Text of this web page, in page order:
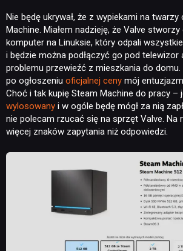
Nie będę ukrywał, że z wypiekami na twarzy
Machine. Miałem nadzieję, że Valve stworzy
komputer na Linuksie, który odpali
i będzie można podłączyć go pod telewizor
problemu przewieźć z mieszkania do
po ogłoszeniu oficjalnej ceny mój
Choć i tak kupię Steam Machine do pracy –
wylosowany i w ogóle będę mógł za nią
nie polecam rzucać się na sprzęt Valve. Na
więcej znaków zapytania niż odpowiedzi.